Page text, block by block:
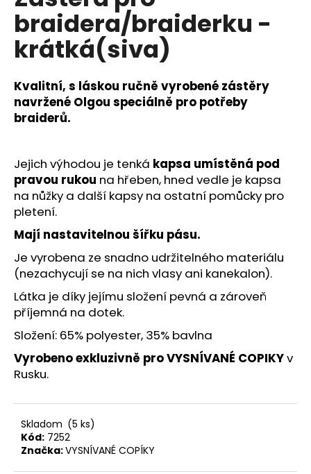
0,0
5
hvězdiček.
braidera/braiderku -
krátká(siva)
Kvalitní, s láskou ručně vyrobené zástěry
navržené Olgou speciálně pro potřeby
braiderů.
Jejich výhodou je tenká kapsa umístěná pod
pravou rukou na hřeben, hned vedle je kapsa
na nůžky a další kapsy na ostatní pomůcky pro
pletení.
Mají nastavitelnou šířku pásu.
Je vyrobena ze snadno udržitelného materiálu
(nezachycují se na nich vlasy ani kanekalon).
Látka je díky jejímu složení pevná a zároveň
příjemná na dotek.
Složení: 65% polyester, 35% bavlna
Vyrobeno exkluzivně pro VYSNÍVANÉ COPIKYv
Rusku.
Skladom (5 ks)
Kód: 7252
Značka:VYSNÍVANÉ COPÍKY
a
j
í
?
HLEDAT
D
o
p
o
r
u
č
u
j
e
m